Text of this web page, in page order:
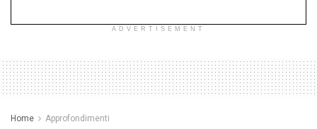
ADVERTISEMENT
Home Approfondimenti